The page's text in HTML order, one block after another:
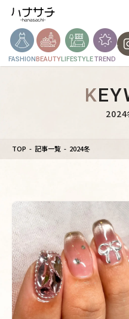
FASHIONBEAUTYLIFESTYLETREND
2024
TOP 記事一覧 2024冬